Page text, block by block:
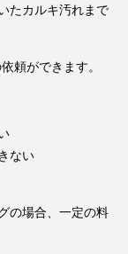
たカルキ汚れまで
頼ができます。
ない
の場合、一定の料